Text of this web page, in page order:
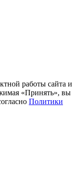
работы сайта и
«Принять», вы
Политики